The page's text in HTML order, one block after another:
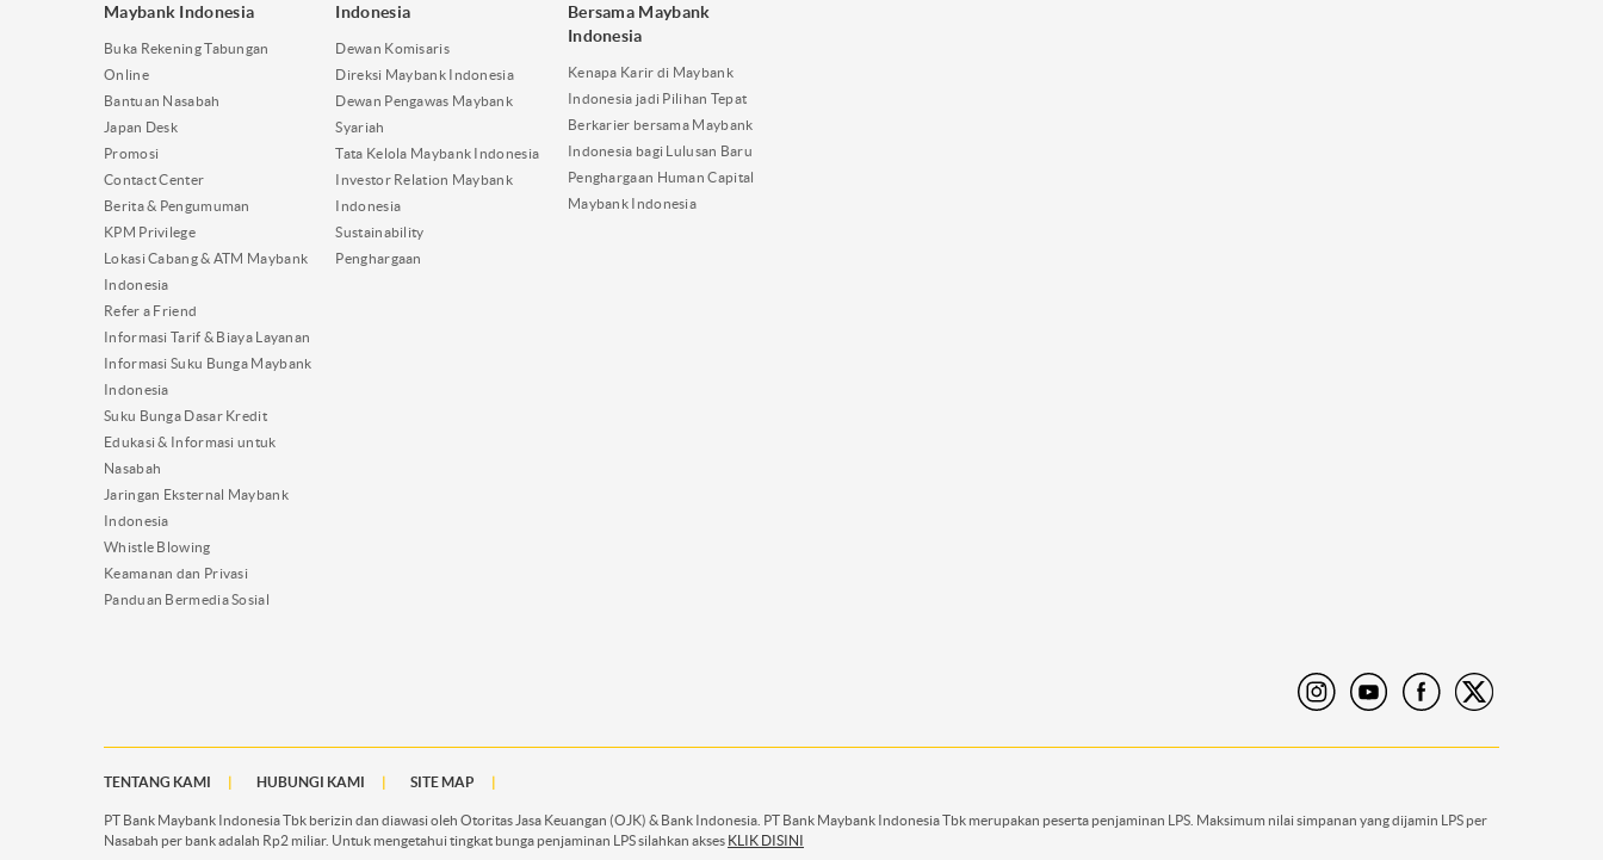
Maybank Indonesia
Buka Rekening Tabungan
Online
Bantuan Nasabah
Japan Desk
Promosi
Contact Center
Berita & Pengumuman
KPM Privilege
Lokasi Cabang & ATM Maybank
Indonesia
Refer a Friend
Informasi Tarif & Biaya Layanan
Informasi Suku Bunga Maybank
Indonesia
Suku Bunga Dasar Kredit
Edukasi & Informasi untuk
Nasabah
Jaringan Eksternal Maybank
Indonesia
Whistle Blowing
Keamanan dan Privasi
Panduan Bermedia Sosial
Indonesia
Dewan Komisaris
Direksi Maybank Indonesia
Dewan Pengawas Maybank
Syariah
Tata Kelola Maybank Indonesia
Investor Relation Maybank
Indonesia
Sustainability
Penghargaan
Bersama Maybank
Indonesia
Kenapa Karir di Maybank
Indonesia jadi Pilihan Tepat
Berkarier bersama Maybank
Indonesia bagi Lulusan Baru
Penghargaan Human Capital
Maybank Indonesia
TENTANG KAMI HUBUNGI KAMI SITE MAP
PT Bank Maybank Indonesia Tbk berizin dan diawasi oleh Otoritas Jasa Keuangan (OJK) & Bank Indonesia. PT Bank Maybank Indonesia Tbk merupakan peserta penjaminan LPS. Maksimum nilai simpanan yang dijamin LPS per
Nasabah per bank adalah Rp2 miliar. Untuk mengetahui tingkat bunga penjaminan LPS silahkan akses KLIK DISINI